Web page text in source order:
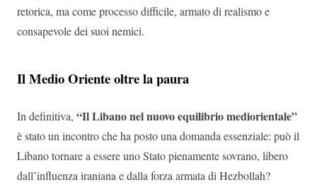
retorica, ma come processo difficile, armato di realismo e
consapevole dei suoi nemici.
Il Medio Oriente oltre la paura
In definitiva, “Il Libano nel nuovo equilibrio mediorientale”
è stato un incontro che ha posto una domanda essenziale: può il
Libano tornare a essere uno Stato pienamente sovrano, libero
dall’influenza iraniana e dalla forza armata di Hezbollah?